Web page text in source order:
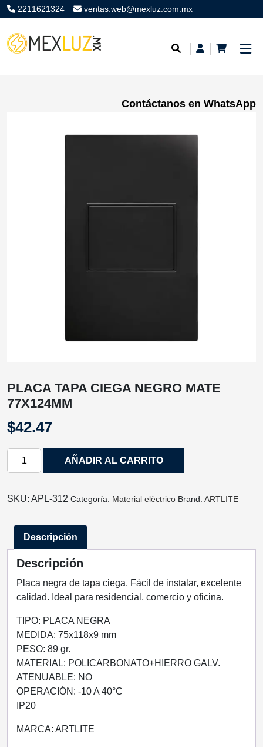
2211621324 ventas.web@mexluz.com.mx
Contáctanos en WhatsApp
PLACA TAPA CIEGA NEGRO MATE
77X124MM
$42.47
PLACA
NEGRO
77X124MM
cantidad
AÑADIR AL CARRITO
SKU: APL-312 Categoría: Material elèctrico Brand: ARTLITE
Descripción
Descripción
Placa negra de tapa ciega. Fácil de instalar, excelente
calidad. Ideal para residencial, comercio y oficina.
TIPO: PLACA NEGRA
MEDIDA: 75x118x9 mm
PESO: 89 gr.
MATERIAL: POLICARBONATO+HIERRO GALV.
ATENUABLE: NO
OPERACIÓN: -10 A 40°C
IP20
MARCA: ARTLITE